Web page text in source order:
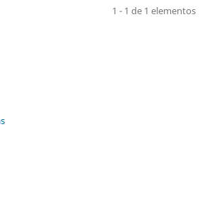
1 - 1 de 1 elementos